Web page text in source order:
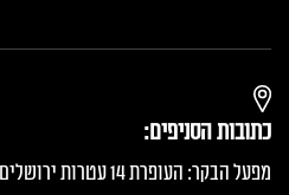
כתובות הסניפים:
מפעל הבקר: העופרת 14 עטרות ירושלים